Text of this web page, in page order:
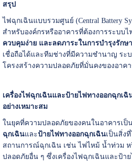
สรุป
ไฟฉุกเฉินแบบรวมศูนย์ (Central Battery
สำหรับองค์กรหรืออาคารที่ต้องการระบบ
ควบคุมง่าย และลดภาระในการบำรุงรักษา
เชื่อถือได้และทีมช่างที่มีความชำนาญ ระ
โครงสร้างความปลอดภัยที่มั่นคงของอาค
เครื่องไฟฉุกเฉินและป้ายไฟทางออกฉุกเ
อย่างเหมาะสม
ในยุคที่ความปลอดภัยของคนในอาคารเป็
ฉุกเฉินและป้ายไฟทางออกฉุกเฉินเป็นสิ่ง
สถานการณ์ฉุกเฉิน เช่น ไฟไหม้ น้ำท่วม
ปลอดภัยอื่น ๆ ซึ่งเครื่องไฟฉุกเฉินและป้า